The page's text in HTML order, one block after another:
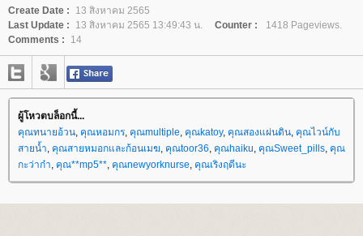
Create Date :
13 สิงหาคม 2565
Last Update :
13 สิงหาคม 2565 13:49:43 น. Counter :
1418 Pageviews.
Comments :
14
ผู้โหวตบล็อกนี้...
คุณทนายอ้วน, คุณหอมกร, คุณmultiple, คุณkatoy, คุณสองแผ่นดิน, คุณไวน์กับ
สายน้ำ, คุณสายหมอกและก้อนเมฆ, คุณtoor36, คุณhaiku, คุณSweet_pills, คุณ
กะว่าก๋า, คุณ**mp5**, คุณnewyorknurse, คุณเริงฤดีนะ